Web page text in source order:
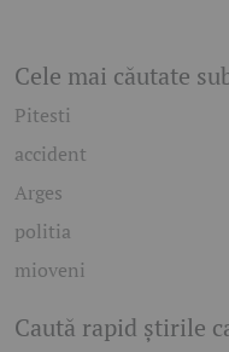
Cele mai căutate
Pitesti
accident
Arges
politia
mioveni
Caută rapid știrile